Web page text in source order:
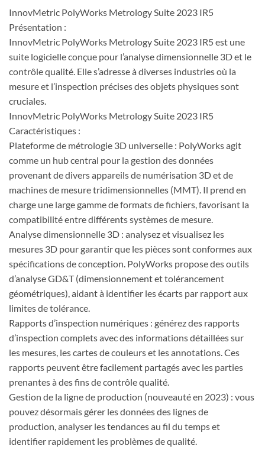
InnovMetric PolyWorks Metrology Suite 2023 IR5
Présentation :
InnovMetric PolyWorks Metrology Suite 2023 IR5 est une
suite logicielle conçue pour l’analyse dimensionnelle 3D et le
contrôle qualité. Elle s’adresse à diverses industries où la
mesure et l’inspection précises des objets physiques sont
cruciales.
InnovMetric PolyWorks Metrology Suite 2023 IR5
Caractéristiques :
Plateforme de métrologie 3D universelle : PolyWorks agit
comme un hub central pour la gestion des données
provenant de divers appareils de numérisation 3D et de
machines de mesure tridimensionnelles (MMT). Il prend en
charge une large gamme de formats de fichiers, favorisant la
compatibilité entre différents systèmes de mesure.
Analyse dimensionnelle 3D : analysez et visualisez les
mesures 3D pour garantir que les pièces sont conformes aux
spécifications de conception. PolyWorks propose des outils
d’analyse GD&T (dimensionnement et tolérancement
géométriques), aidant à identifier les écarts par rapport aux
limites de tolérance.
Rapports d’inspection numériques : générez des rapports
d’inspection complets avec des informations détaillées sur
les mesures, les cartes de couleurs et les annotations. Ces
rapports peuvent être facilement partagés avec les parties
prenantes à des fins de contrôle qualité.
Gestion de la ligne de production (nouveauté en 2023) : vous
pouvez désormais gérer les données des lignes de
production, analyser les tendances au fil du temps et
identifier rapidement les problèmes de qualité.